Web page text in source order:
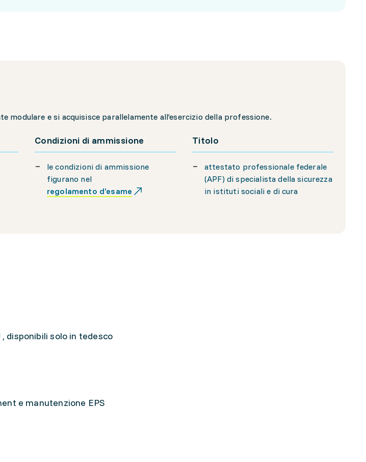
modulare e si acquisisce parallelamente all’esercizio della professione.
Condizioni di ammissione
le condizioni di ammissione
figurano nel
regolamento d’esame
Titolo
attestato professionale federale
(APF) di specialista della sicurezza
in istituti sociali e di cura
, disponibili solo in tedesco
e manutenzione EPS